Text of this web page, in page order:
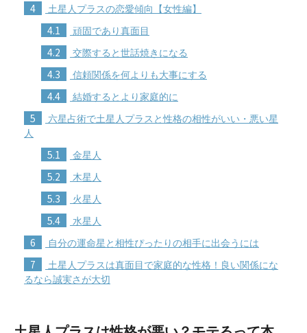
4 土星人プラスの恋愛傾向【女性編】
4.1 頑固であり真面目
4.2 交際すると世話焼きになる
4.3 信頼関係を何よりも大事にする
4.4 結婚するとより家庭的に
5
六星占術で土星人プラスと性格の相性がいい・悪い星
人
5.1 金星人
5.2 木星人
5.3 火星人
5.4 水星人
6 自分の運命星と相性ぴったりの相手に出会うには
7
土星人プラスは真面目で家庭的な性格！良い関係にな
るなら誠実さが大切